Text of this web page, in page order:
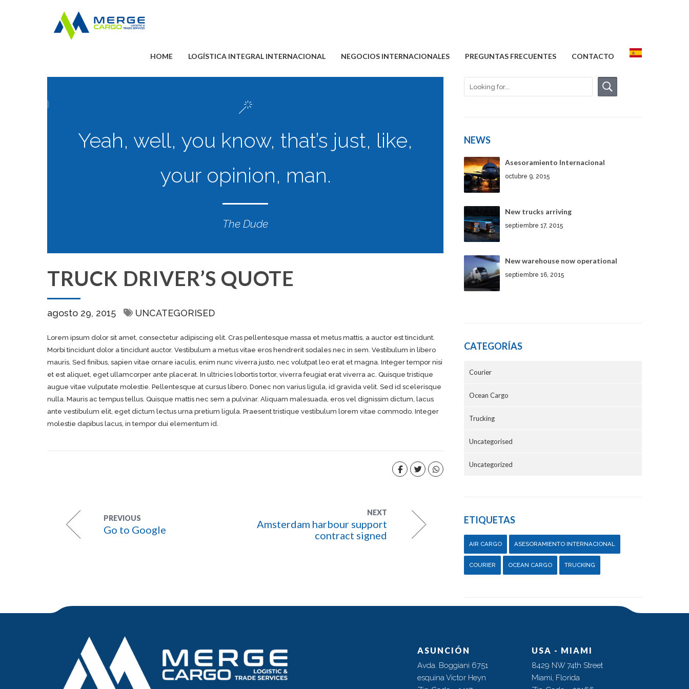
HOME LOGÍSTICA INTEGRAL INTERNACIONAL NEGOCIOS INTERNACIONALES PREGUNTAS FRECUENTES CONTACTO
Yeah, well, you know, that’s just, like,
your opinion, man.
The Dude
TRUCK DRIVER’S QUOTE
agosto 29, 2015 UNCATEGORISED
Lorem ipsum dolor sit amet, consectetur adipiscing elit. Cras pellentesque massa et metus mattis, a auctor est tincidunt.
Morbi tincidunt dolor a tincidunt auctor. Vestibulum a metus vitae eros hendrerit sodales nec in sem. Vestibulum in libero
mauris. Sed finibus, sapien vitae ornare iaculis, enim nunc viverra justo, nec volutpat leo erat et magna. Integer tempor nisi
et est aliquet, eget ullamcorper ante placerat. In ultricies lobortis tortor, viverra feugiat erat viverra ac. Quisque tristique
augue vitae vulputate molestie. Pellentesque at cursus libero. Donec non varius ligula, id gravida velit. Sed id scelerisque
nulla. Mauris ac tempus tellus. Quisque mattis nec sem a pulvinar. Aliquam malesuada, eros vel dignissim dictum, lacus
ante vestibulum elit, eget dictum lectus urna pretium ligula. Praesent tristique vestibulum lorem vitae commodo. Integer
molestie dapibus lacus, in tempor dui elementum id.
PREVIOUS
Go to Google
NEXT
Amsterdam harbour support
contract signed
NEWS
Asesoramiento Internacional
octubre 9, 2015
New trucks arriving
septiembre 17, 2015
New warehouse now operational
septiembre 16, 2015
CATEGORÍAS
Courier
Ocean Cargo
Trucking
Uncategorised
Uncategorized
ETIQUETAS
AIR CARGO ASESORAMIENTO INTERNACIONAL
COURIER OCEAN CARGO TRUCKING
ASUNCIÓN
Avda. Boggiani 6751
esquina Victor Heyn
USA - MIAMI
8429 NW 74th Street
Miami, Florida